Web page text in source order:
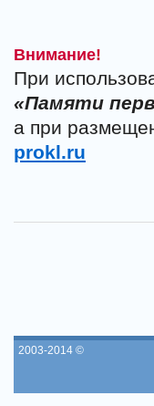
Внимание!
При
«Памяти
а при
prokl.ru
2003-2014 ©